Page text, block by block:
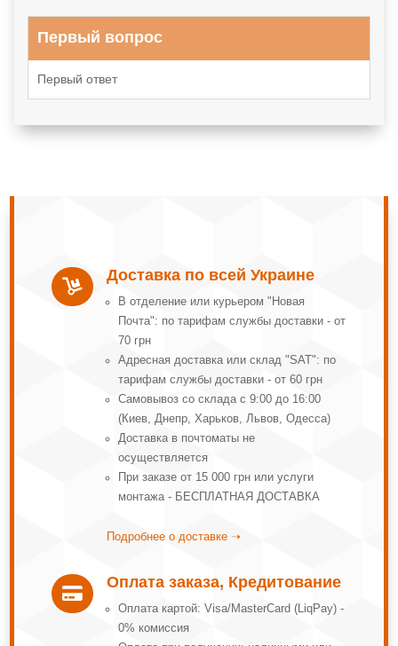
Первый вопрос
Первый ответ

Доставка по всей Украине
В отделение или курьером "Новая
Почта": по тарифам службы доставки - от
70 грн
Адресная доставка или склад "SAT": по
тарифам службы доставки - от 60 грн
Самовывоз со склада с 9:00 до 16:00
(Киев, Днепр, Харьков, Львов, Одесса)
Доставка в почтоматы не
осуществляется
При заказе от 15 000 грн или услуги
монтажа - БЕСПЛАТНАЯ ДОСТАВКА
Подробнее о доставке ➝

Оплата заказа, Кредитование
Оплата картой: Visa/MasterCard (LiqPay) -
0% комиссия